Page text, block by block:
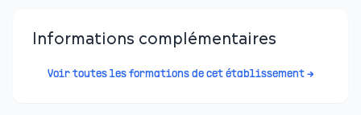
Informations complémentaires
Voir toutes les formations de cet établissement →